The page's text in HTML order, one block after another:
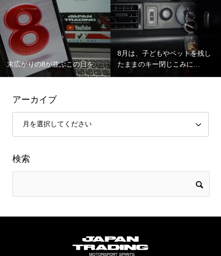
末広がりの8が並ぶこの日を
8月は、子どもやペットを残し
たままのキー閉じこみに…
アーカイブ
検索